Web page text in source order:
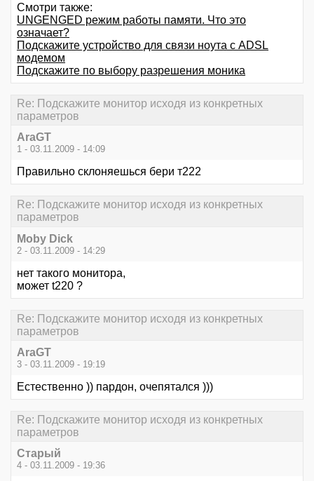
Смотри также:
UNGENGED режим работы памяти. Что это
означает?
Подскажите устройство для связи ноута с ADSL
модемом
Подскажите по выбору разрешения моника
Re: Подскажите монитор исходя из конкретных
параметров
AraGT
1 - 03.11.2009 - 14:09
Правильно склоняешься бери т222
Re: Подскажите монитор исходя из конкретных
параметров
Moby Dick
2 - 03.11.2009 - 14:29
нет такого монитора,
может t220 ?
Re: Подскажите монитор исходя из конкретных
параметров
AraGT
3 - 03.11.2009 - 19:19
Естественно )) пардон, очепятался )))
Re: Подскажите монитор исходя из конкретных
параметров
Старый
4 - 03.11.2009 - 19:36